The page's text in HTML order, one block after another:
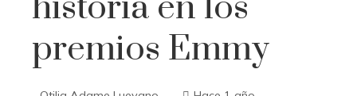
premios Emmy